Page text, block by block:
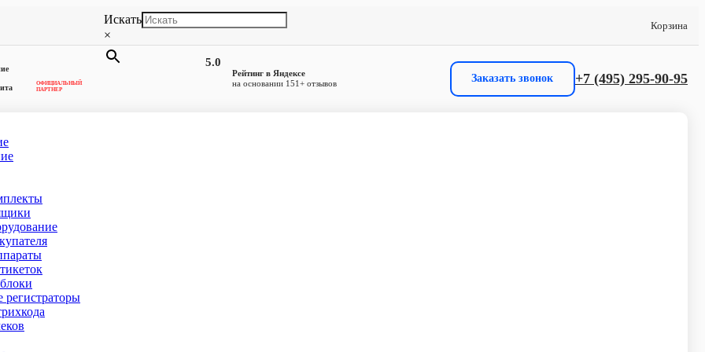
Искать
×
Корзина
ОФИЦИАЛЬНЫЙ
ПАРТНЕР
5.0
Рейтинг в Яндексе
на основании 151+ отзывов
Заказать звонок +7 (495) 295-90-95
Петербурге